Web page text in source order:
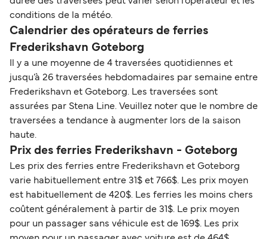
conditions de la météo.
Calendrier des opérateurs de ferries
Frederikshavn Goteborg
Il y a une moyenne de 4 traversées quotidiennes et
jusqu’à 26 traversées hebdomadaires par semaine entre
Frederikshavn et Goteborg. Les traversées sont
assurées par Stena Line. Veuillez noter que le nombre de
traversées a tendance à augmenter lors de la saison
haute.
Prix des ferries Frederikshavn - Goteborg
Les prix des ferries entre Frederikshavn et Goteborg
varie habituellement entre 31$ et 766$. Les prix moyen
est habituellement de 420$. Les ferries les moins chers
coûtent généralement à partir de 31$. Le prix moyen
pour un passager sans véhicule est de 169$. Les prix